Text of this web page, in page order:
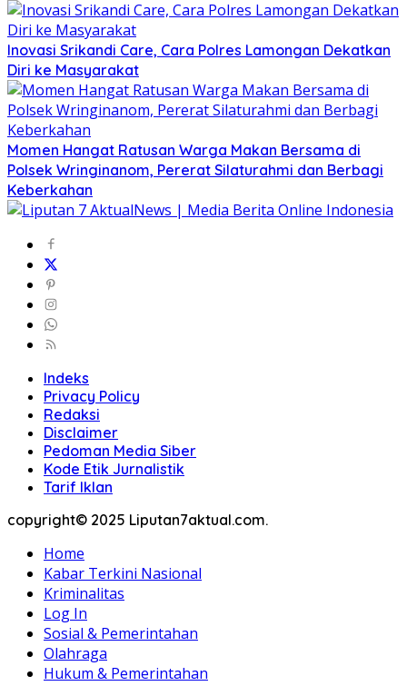
Inovasi Srikandi Care, Cara Polres Lamongan Dekatkan
Diri ke Masyarakat
Momen Hangat Ratusan Warga Makan Bersama di
Polsek Wringinanom, Pererat Silaturahmi dan Berbagi
Keberkahan
Indeks
Privacy Policy
Redaksi
Disclaimer
Pedoman Media Siber
Kode Etik Jurnalistik
Tarif Iklan
copyright© 2025 Liputan7aktual.com.
Home
Kabar Terkini Nasional
Kriminalitas
Log In
Sosial & Pemerintahan
Olahraga
Hukum & Pemerintahan